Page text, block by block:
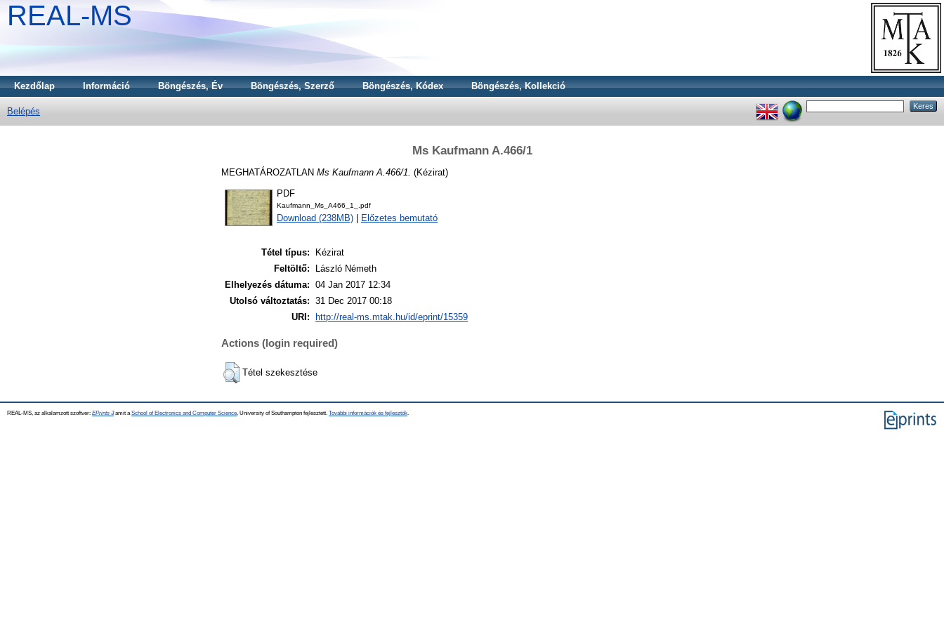
REAL-MS
Kezdőlap Információ Böngészés, Év Böngészés, Szerző Böngészés, Kódex Böngészés, Kollekció
Belépés
Ms Kaufmann A.466/1
MEGHATÁROZATLAN Ms Kaufmann A.466/1. (Kézirat)
PDF
Kaufmann_Ms_A466_1_.pdf
Download (238MB) Előzetes bemutató
Tétel típus:
Kézirat
Feltöltő:
László Németh
Elhelyezés dátuma: 04 Jan 2017 12:34
Utolsó változtatás: 31 Dec 2017 00:18
URI:
http://real-ms.mtak.hu/id/eprint/15359
Actions (login required)
Tétel szekesztése
REAL-MS, az alkalamzott szoftver: EPrints 3amit a School of Electronics and Computer Science , University of Southampton fejlesztett. További információk és fejlesztők